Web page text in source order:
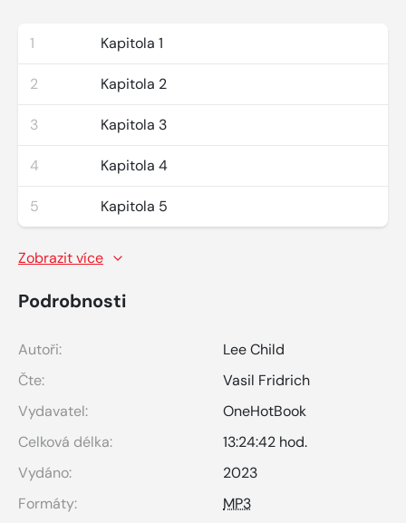
1 Kapitola 1
2 Kapitola 2
3 Kapitola 3
4 Kapitola 4
5 Kapitola 5
Zobrazit více
Podrobnosti
Autoři:
Lee Child
Čte:
Vasil Fridrich
Vydavatel:
OneHotBook
Celková délka:
13:24:42 hod.
Vydáno:
2023
Formáty:
MP3